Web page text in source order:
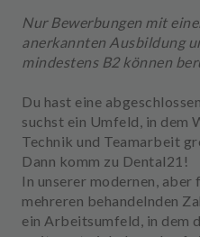
Nur Bewerbungen mit
anerkannten Ausbildung
mindestens B2 können
Du hast eine
suchst ein Umfeld, in dem
Technik und Teamarbeit
Dann komm zu Dental21!
In unserer modernen,
mehreren behandelnden
ein Arbeitsumfeld, in dem